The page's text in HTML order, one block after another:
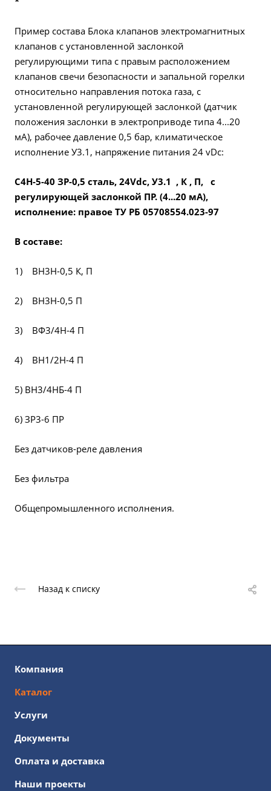
Пример состава Блока клапанов электромагнитных
клапанов с установленной заслонкой
регулирующими типа с правым расположением
клапанов свечи безопасности и запальной горелки
относительно направления потока газа, с
установленной регулирующей заслонкой (датчик
положения заслонки в электроприводе типа 4...20
мА), рабочее давление 0,5 бар, климатическое
исполнение У3.1, напряжение питания 24 vDc:
С4Н-5-40 ЗР-0,5 сталь, 24Vdc, У3.1 , К , П, с
регулирующей заслонкой ПР. (4...20 мА),
исполнение: правое ТУ РБ 05708554.023-97
В составе:
1) ВН3Н-0,5 К, П
2) ВН3Н-0,5 П
3) ВФ3/4Н-4 П
4) ВН1/2Н-4 П
5) ВН3/4НБ-4 П
6) ЗР3-6 ПР
Без датчиков-реле давления
Без фильтра
Общепромышленного исполнения.
Назад к списку
Компания
Каталог
Услуги
Документы
Оплата и доставка
Наши проекты